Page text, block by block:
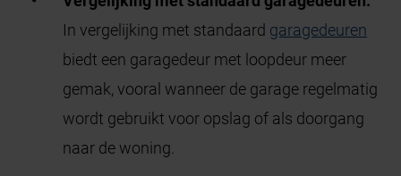
In vergelijking met standaard garagedeuren
biedt een garagedeur met loopdeur meer
gemak, vooral wanneer de garage regelmatig
wordt gebruikt voor opslag of als doorgang
naar de woning.